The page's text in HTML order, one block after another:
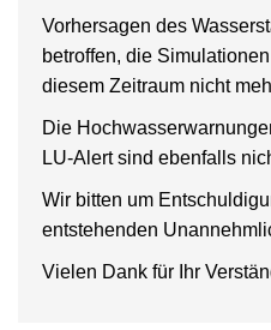
Vorhersagen des
betroffen, die
diesem Zeitraum nicht
Die
LU-Alert sind ebenfalls
Wir bitten um
entstehenden
Vielen Dank für Ihr